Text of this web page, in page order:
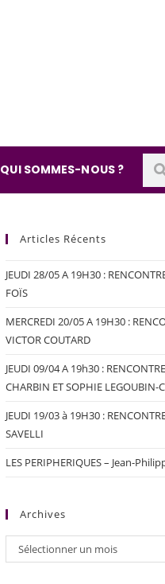
QUI SOMMES-NOUS ?
Articles Récents
JEUDI 28/05 A 19H30 :
FOÏS
MERCREDI 20/05 A 19H30 :
VICTOR COUTARD
JEUDI 09/04 A 19h30 :
CHARBIN ET SOPHIE LEGOUBIN-
JEUDI 19/03 à 19H30 :
SAVELLI
LES PERIPHERIQUES – Jean-
Archives
Sélectionner un mois